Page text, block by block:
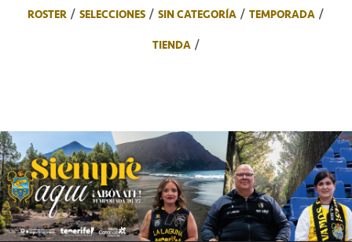
ROSTER SELECCIONES SIN CATEGORÍA
TEMPORADA
TIENDA